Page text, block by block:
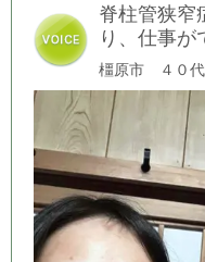
脊柱管狭窄
り、仕事が
橿原市 ４０